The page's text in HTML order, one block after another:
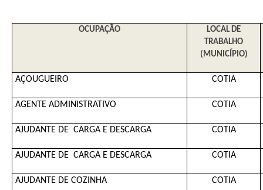
OCUPAÇÃO
LOCAL DE
TRABALHO
(MUNICÍPIO)
AÇOUGUEIRO COTIA
AGENTE ADMINISTRATIVO COTIA
AJUDANTE DE CARGA E DESCARGA COTIA
AJUDANTE DE CARGA E DESCARGA COTIA
AJUDANTE DE COZINHA COTIA